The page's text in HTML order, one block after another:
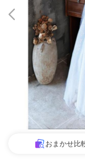
おまかせ比